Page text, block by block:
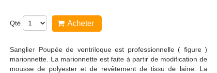
Qté Acheter
Sanglier Poupée de ventriloque est professionnelle ( figure )
marionnette. La marionnette est faite à partir de modification de
mousse de polyester et de revêtement de tissu de laine. La